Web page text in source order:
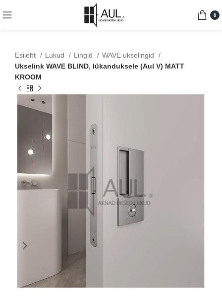
0
Esileht Lukud Lingid
WAVE ukselingid
Ukselink WAVE BLIND, lükanduksele (Aul V) MATT
KROOM